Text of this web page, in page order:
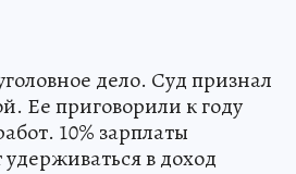
дело. Суд признал
Ее приговорили к году
10% зарплаты
в доход